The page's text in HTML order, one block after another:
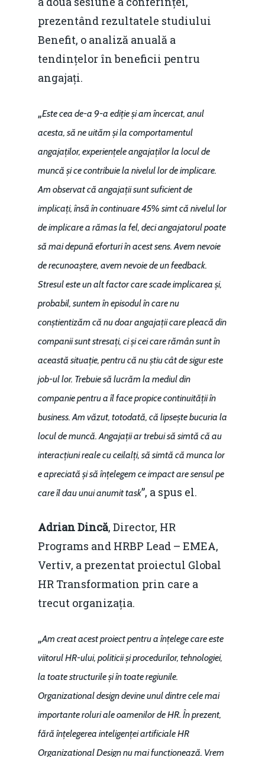
prezentând rezultatele studiului
Benefit, o analiză anuală a
tendințelor în beneficii pentru
angajați.
„Este cea de-a 9-a ediție și am încercat, anul
acesta, să ne uităm și la comportamentul
angajaților, experiențele angajaților la locul de
muncă și ce contribuie la nivelul lor de implicare.
Am observat că angajații sunt suficient de
implicați, însă în continuare 45% simt că nivelul lor
de implicare a rămas la fel, deci angajatorul poate
să mai depună eforturi în acest sens. Avem nevoie
de recunoaștere, avem nevoie de un feedback.
Stresul este un alt factor care scade implicarea și,
probabil, suntem în episodul în care nu
conștientizăm că nu doar angajații care pleacă din
companii sunt stresați, ci și cei care rămân sunt în
această situație, pentru că nu știu cât de sigur este
job-ul lor. Trebuie să lucrăm la mediul din
companie pentru a îl face propice continuității în
business. Am văzut, totodată, că lipsește bucuria la
locul de muncă. Angajații ar trebui să simtă că au
interacțiuni reale cu ceilalți, să simtă că munca lor
e apreciată și să înțelegem ce impact are sensul pe
care îl dau unui anumit task”, a spus el.
Adrian Dincă, Director, HR
Programs and HRBP Lead – EMEA,
Vertiv, a prezentat proiectul Global
HR Transformation prin care a
trecut organizația.
„Am creat acest proiect pentru a înțelege care este
viitorul HR-ului, politicii și procedurilor, tehnologiei,
la toate structurile și în toate regiunile.
Organizational design devine unul dintre cele mai
importante roluri ale oamenilor de HR. În prezent,
fără înțelegerea inteligenței artificiale HR
Organizational Design nu mai funcționează. Vrem